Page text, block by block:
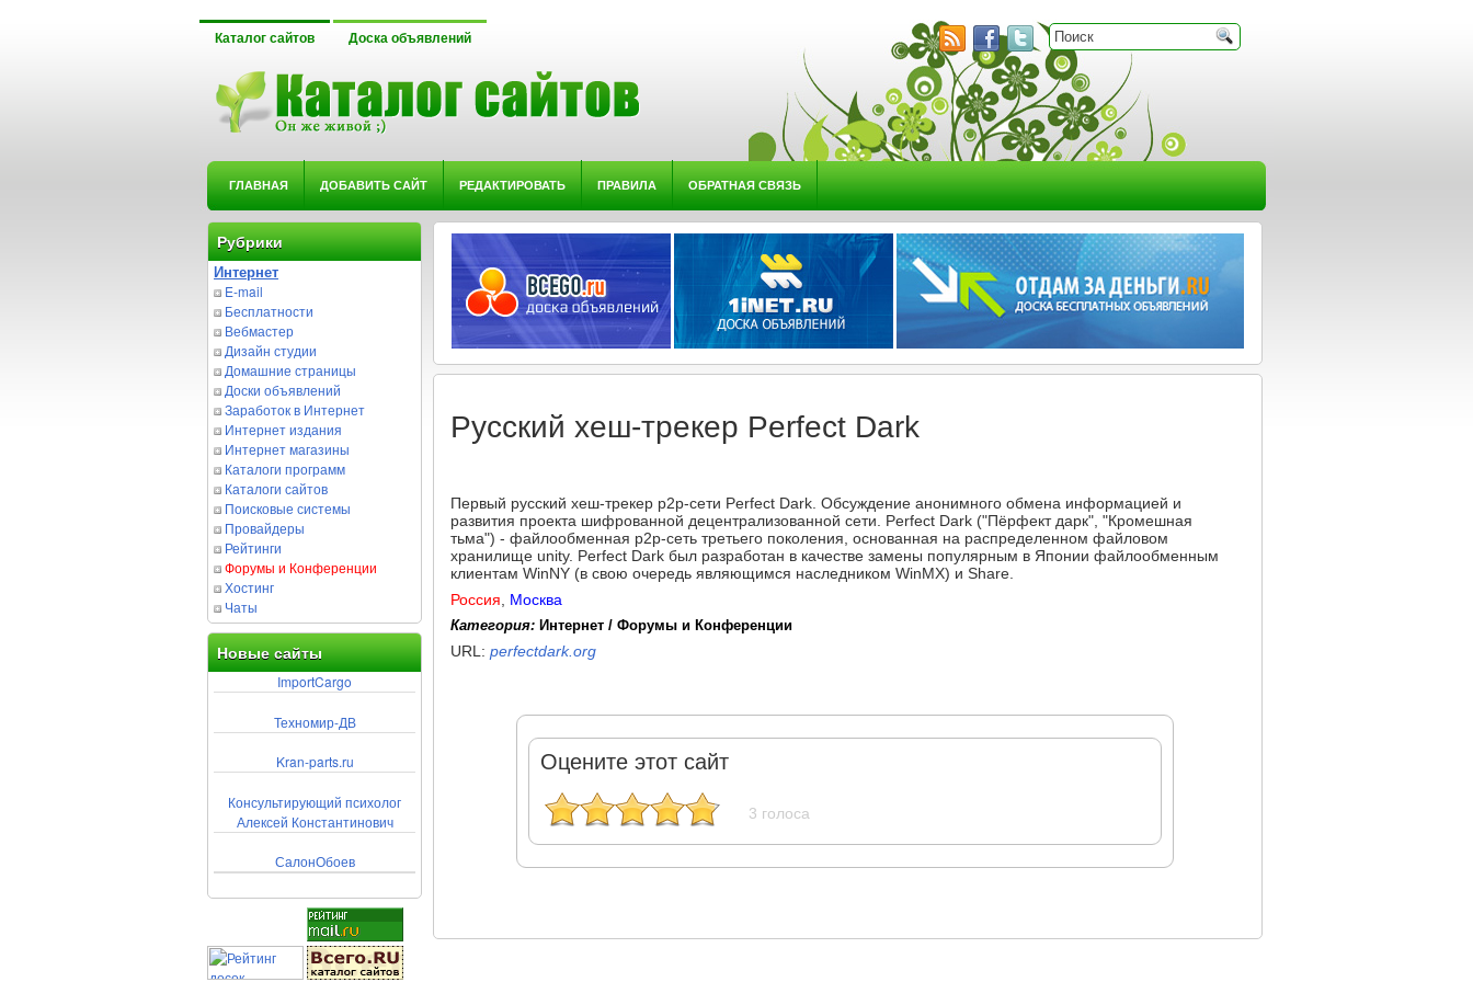
Каталог сайтов Доска объявлений
ГЛАВНАЯ ДОБАВИТЬ САЙТ РЕДАКТИРОВАТЬ ПРАВИЛА ОБРАТНАЯ СВЯЗЬ
Рубрики
Интернет
E-mail
Бесплатности
Вебмастер
Дизайн студии
Домашние страницы
Доски объявлений
Заработок в Интернет
Интернет издания
Интернет магазины
Каталоги программ
Каталоги сайтов
Поисковые системы
Провайдеры
Рейтинги
Форумы и Конференции
Хостинг
Чаты
Новые сайты
ImportCargo
Техномир-ДВ
Kran-parts.ru
Консультирующий психолог
Алексей Константинович
СалонОбоев
Русский хеш-трекер Perfect Dark
Первый русский хеш-трекер p2p-сети Perfect Dark. Обсуждение анонимного обмена информацией и
развития проекта шифрованной децентрализованной сети. Perfect Dark ("Пёрфект дарк", "Кромешная
тьма") - файлообменная p2p-сеть третьего поколения, основанная на распределенном файловом
хранилище unity. Perfect Dark был разработан в качестве замены популярным в Японии файлообменным
клиентам WinNY (в свою очередь являющимся наследником WinMX) и Share.
Россия
Москва
Категория: Интернет / Форумы и Конференции
URL: perfectdark.org
Оцените этот сайт
3 голоса